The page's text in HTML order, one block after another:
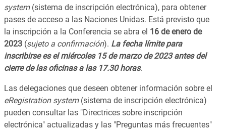
system(sistema de inscripción electrónica), para obtener
pases de acceso a las Naciones Unidas. Está previsto que
la inscripción a la Conferencia se abra el 16 de enero de
2023(sujeto a confirmación). La fecha límite para
inscribirse es el miércoles 15 de marzo de 2023 antes del
cierre de las oficinas a las 17.30 horas.
Las delegaciones que deseen obtener información sobre el
eRegistration system(sistema de inscripción electrónica)
pueden consultar las "Directrices sobre inscripción
electrónica" actualizadas y las "Preguntas más frecuentes"